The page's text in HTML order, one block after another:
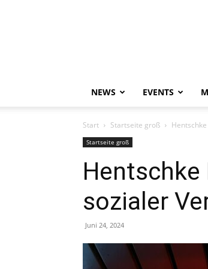
NEWS EVENTS
Start Startseite groß
Startseite groß
Hentschke
sozialer
Juni 24, 2024